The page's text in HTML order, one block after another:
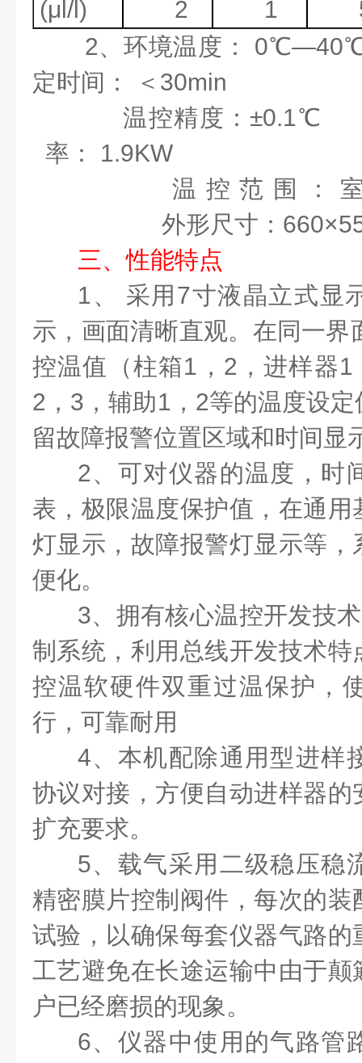
(μ l/l) 2 1
2、环境温度： 0℃—40
定时间： ＜ 30min
温控精度： ±0.1
率： 1.9KW
温控范围：
外形尺寸： 660×
三、性能特点
1、 采用 7寸液晶立式显
示，画面清晰直观。在同一界
控温值（柱箱1 ， 2 ，进样器1
2 ， 3 ，辅助1 ， 2等的温度设
留故障报警位置区域和时间显
2、可对仪器的温度，时
表，极限温度保护值，在通
灯显示，故障报警灯显示等
便化。
3、拥有核心温控开发技
制系统，利用总线开发技术
控温软硬件双重过温保护，
行，可靠耐用
4、本机配除通用型进样
协议对接，方便自动进样器
扩充要求。
5、载气采用二级稳压稳
精密膜片控制阀件，每次的
试验，以确保每套仪器气路
工艺避免在长途运输中由于
户已经磨损的现象。
6、仪器中使用的气路管